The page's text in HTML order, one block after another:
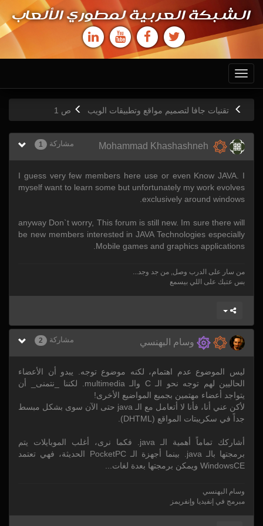
الشبكة العربية لمطوري الألعاب
Toggle
navigation
تقنيات جافا لتصميم مواقع وتطبيقات الويب ص
مشاركة 1
I guess very few members here use or even Know JAVA. I
myself want to learn some but unfortunately my work evolves
exclusively around windows.
anyway Don`t worry, This forum is still new. Im sure there will
be new members interested in JAVA Technologies especially
Mobile games and graphics applications.
من سار على الدرب وصل, من جد وجد...
بس عتبك على اللي بيسمع
وسام البهنسي مشاركة 2
ليس الموضوع عدم اهتمام، لكنه موضوع توجه. يبدو أن الأعضاء
الحاليين لهم توجه نحو الـ C والـ multimedia. لكننا _نتمنى_ أن
يتواجد أعضاء مهتمين بجميع المواضيع الأخرى!
لأكن عني أنا، فأنا لا أتعامل مع الـ java حتى الآن سوى بشكل مبسط
جداً في سكريبتات المواقع (DHTML).
أشاركك تماماً أهمية الـ java. فكما نرى، أغلب الموبايلات يتم
برمجتها بالـ java. بينما أجهزة الـ PocketPC الحديثة، فهي تعتمد
WindowsCE ويمكن برمجتها بعدة لغات...
وسام البهنسي
مبرمج في إنفيديا وإنفريمز